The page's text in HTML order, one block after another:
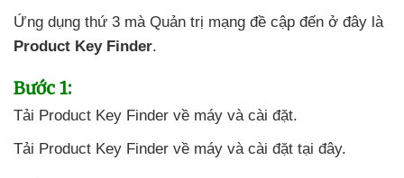
Ứng dụng thứ 3 mà Quản trị mạng đề cập đến ở đây là
Product Key Finder.
Bước 1:
Tải Product Key Finder về máy và cài đặt.
Tải Product Key Finder về máy và cài đặt tại đây.